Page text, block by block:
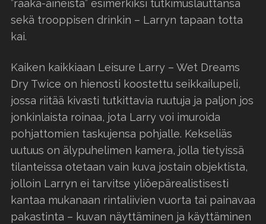
”raaka-aineista” esimerkiksi tutkimuslauttansa
sekä trooppisen drinkin – Larryn tapaan totta
kai.
Kaiken kaikkiaan Leisure Larry – Wet Dreams
Dry Twice on hienosti koostettu seikkailupeli,
jossa riitää kivasti tutkittavia ruutuja ja paljon jos
jonkinlaista roinaa, jota Larry voi imuroida
pohjattomien taskujensa pohjalle. Kekseliäs
uutuus on älypuhelimen kamera, jolla tietyissä
tilanteissa otetaan vain kuva jostain objektista,
jolloin Larryn ei tarvitse yliöepärealistisesti
kantaa mukanaan rintaliivien vuorta tai painavaa
pakastinta – kuvan näyttäminen ja käyttäminen